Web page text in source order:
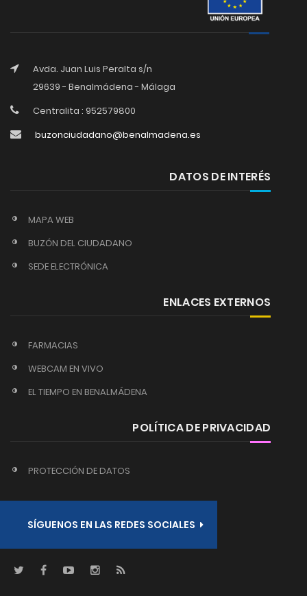
Avda. Juan Luis Peralta s/n
29639 - Benalmádena - Málaga
Centralita : 952579800
buzonciudadano@benalmadena.es
DATOS DE INTERÉS
MAPA WEB
BUZÓN DEL CIUDADANO
SEDE ELECTRÓNICA
ENLACES EXTERNOS
FARMACIAS
WEBCAM EN VIVO
EL TIEMPO EN BENALMÁDENA
POLÍTICA DE PRIVACIDAD
PROTECCIÓN DE DATOS
SÍGUENOS EN LAS REDES SOCIALES